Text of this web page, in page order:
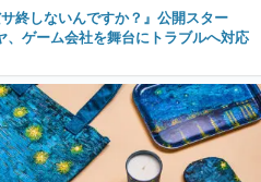
終しないんですか？』公開スター
、ゲーム会社を舞台にトラブルへ対応